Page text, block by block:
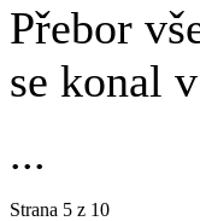
Přebor
se konal
...
Strana 5 z 10